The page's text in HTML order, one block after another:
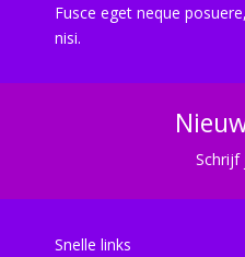
Fusce eget neque
nisi.
Schrijf
Snelle links